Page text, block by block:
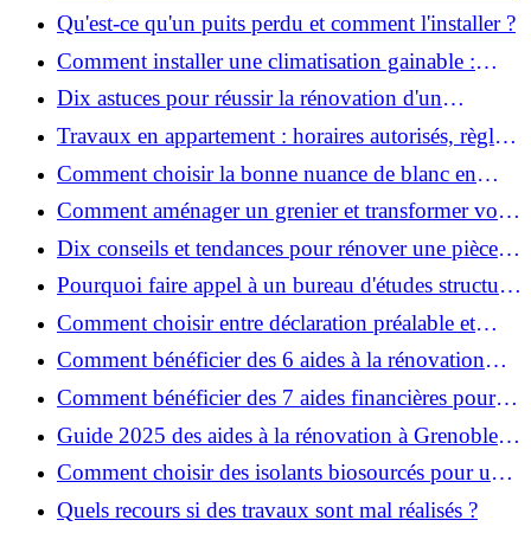
Qu'est-ce qu'un puits perdu et comment l'installer ?
Comment installer une climatisation gainable :
coût, étapes et conseils ?
Dix astuces pour réussir la rénovation d'un
appartement
Travaux en appartement : horaires autorisés, règles
et bonnes pratiques
Comment choisir la bonne nuance de blanc en
décoration et éviter les pièges ?
Comment aménager un grenier et transformer vos
combles en espace habitable ?
Dix conseils et tendances pour rénover une pièce
de la maison
Pourquoi faire appel à un bureau d'études structure
pour garantir la sécurité de vos rénovations ?
Comment choisir entre déclaration préalable et
permis de construire pour vos travaux ?
Comment bénéficier des 6 aides à la rénovation
énergétique à Grenoble ?
Comment bénéficier des 7 aides financières pour la
rénovation énergétique à Voiron ?
Guide 2025 des aides à la rénovation à Grenoble et
Voiron : MaPrimeRénov’, CEE, aides locales
Comment choisir des isolants biosourcés pour une
rénovation écologique ?
Quels recours si des travaux sont mal réalisés ?